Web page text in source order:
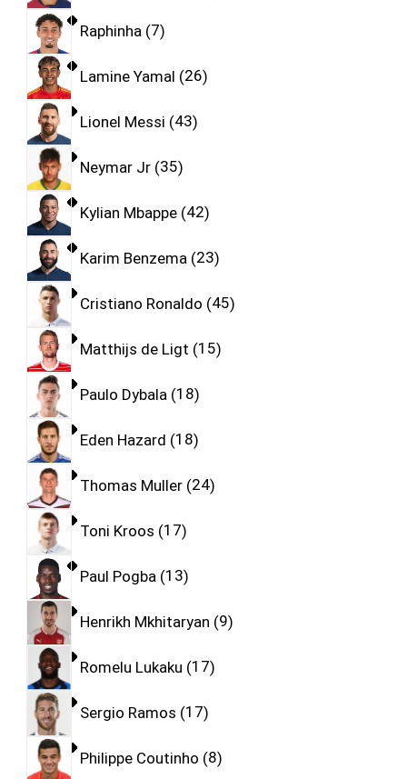
Raphinha 7
Lamine Yamal 26
Lionel Messi 43
Neymar Jr 35
Kylian Mbappe 42
Karim Benzema 23
Cristiano Ronaldo 45
Matthijs de Ligt 15
Paulo Dybala 18
Eden Hazard 18
Thomas Muller 24
Toni Kroos 17
Paul Pogba 13
Henrikh Mkhitaryan 9
Romelu Lukaku 17
Sergio Ramos 17
Philippe Coutinho 8